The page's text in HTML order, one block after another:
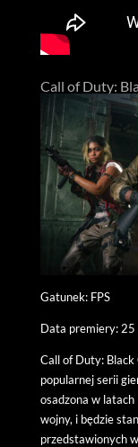
Call of Duty:
Gatunek: FPS
Data premiery: 25
Call of Duty: Black
popularnej serii
osadzona w
wojny, i będzie
przedstawionych